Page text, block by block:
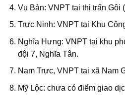
Vụ Bản: VNPT tại thị trấn Gôi
Trực Ninh: VNPT tại Khu
Nghĩa Hưng: VNPT tại khu
đội 7, Nghĩa Tân.
Nam Trực, VNPT tại xã Nam
Mỹ Lộc: chưa có điểm giao